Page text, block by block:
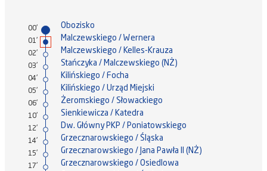
00' Obozisko
01' Malczewskiego / Wernera
02' Malczewskiego / Kelles-Krauza
03' Stańczyka / Malczewskiego (NŻ)
04' Kilińskiego / Focha
05' Kilińskiego / Urząd Miejski
06' Żeromskiego / Słowackiego
10' Sienkiewicza / Katedra
12' Dw. Główny PKP / Poniatowskiego
14' Grzecznarowskiego / Śląska
15' Grzecznarowskiego / Jana Pawła II (NŻ)
17' Grzecznarowskiego / Osiedlowa